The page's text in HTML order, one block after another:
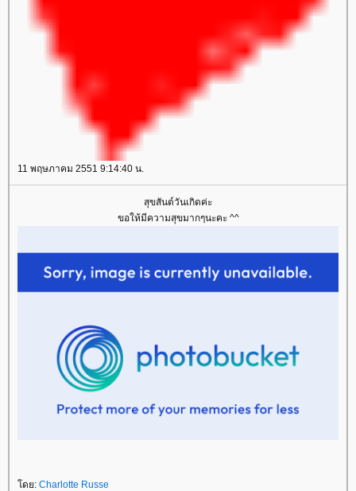
11 พฤษภาคม 2551 9:14:40 น.
สุขสันต์วันเกิดค่ะ
ขอให้มีความสุขมากๆนะคะ ^^
โดย: Charlotte Russe